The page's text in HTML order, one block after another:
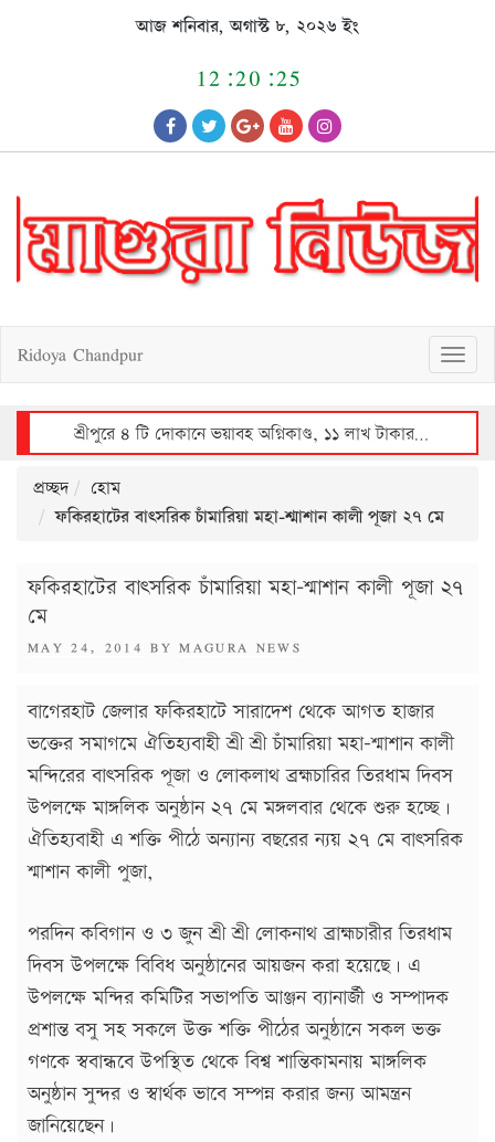
আজ শনিবার, অগাস্ট ৮, ২০২৬ ইং
12:20:26
T
o
g
g
l
a
t
Ridoya Chandpur
শ্রীপুরে ভয়াবহ অগ্নিকাণ্ডে ৩০ লাখ টাকার ক্ষয়ক্ষতি
প্রচ্ছদ
হোম
ফকিরহাটের বাৎসরিক চাঁমারিয়া মহা-শ্মাশান কালী পূজা ২৭ মে
ফকিরহাটের বাৎসরিক চাঁমারিয়া মহা-শ্মাশান কালী পূজা ২৭
মে
POSTED
MAY 24, 2014 BYMAGURA NEWS
বাগেরহাট জেলার ফকিরহাটে সারাদেশ থেকে আগত হাজার
ভক্তের সমাগমে ঐতিহ্যবাহী শ্রী শ্রী চাঁমারিয়া মহা-শ্মাশান কালী
মন্দিরের বাৎসরিক পূজা ও লোকলাথ ব্রহ্মচারির তিরধাম দিবস
উপলক্ষে মাঙ্গলিক অনুষ্ঠান ২৭ মে মঙ্গলবার থেকে শুরু হচ্ছে।
ঐতিহ্যবাহী এ শক্তি পীঠে অন্যান্য বছরের ন্যয় ২৭ মে বাৎসরিক
শ্মাশান কালী পুজা,
পরদিন কবিগান ও ৩ জুন শ্রী শ্রী লোকনাথ ব্রাহ্মচারীর তিরধাম
দিবস উপলক্ষে বিবিধ অনুষ্ঠানের আয়জন করা হয়েছে। এ
উপলক্ষে মন্দির কমিটির সভাপতি আঞ্জন ব্যানার্জী ও সম্পাদক
প্রশান্ত বসু সহ সকলে উক্ত শক্তি পীঠের অনুষ্ঠানে সকল ভক্ত
গণকে স্ববান্ধবে উপস্থিত থেকে বিশ্ব শান্তিকামনায় মাঙ্গলিক
অনুষ্ঠান সুন্দর ও স্বার্থক ভাবে সম্পন্ন করার জন্য আমন্ত্রন
জানিয়েছেন।